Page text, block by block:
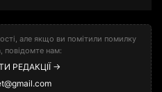
але якщо ви помітили помилку
повідомте нам:
РЕДАКЦІЇ →